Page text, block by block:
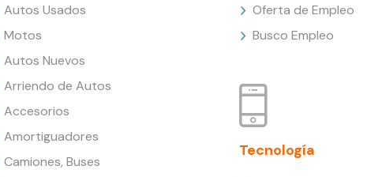
Autos Usados
Motos
Autos Nuevos
Arriendo de Autos
Accesorios
Amortiguadores
Camiones, Buses
Oferta de Empleo
Busco Empleo
Tecnología